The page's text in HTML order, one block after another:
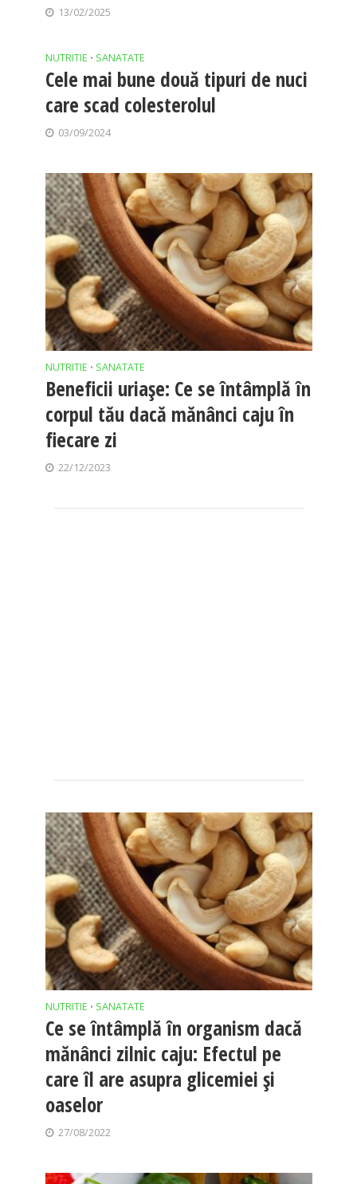
13/02/2025
NUTRITIE • SANATATE
Cele mai bune două tipuri de nuci
care scad colesterolul
03/09/2024
NUTRITIE • SANATATE
Beneficii uriaşe: Ce se întâmplă în
corpul tău dacă mănânci caju în
fiecare zi
22/12/2023
NUTRITIE • SANATATE
Ce se întâmplă în organism dacă
mănânci zilnic caju: Efectul pe
care îl are asupra glicemiei și
oaselor
27/08/2022